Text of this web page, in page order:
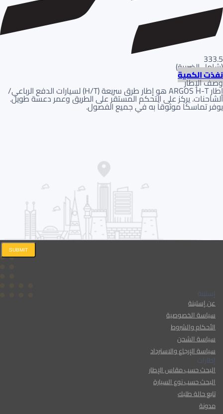
333.5
(شامل الضريبة)
نفذت الكمية
وصف الإطار
إطار ARGOS H-T هو إطار طرق سريعة (H/T) لسيارات الدفع الرباعي/
الشاحنات. يركز على التحكم المستقر على الطريق وعمر دعسة طويل.
يوفر تماسكاً موثوقاً به في جميع الفصول.
إستبنة
عن إستبنة
سياسة الخصوصية
الأحكام والشروط
سياسة الشحن
سياسة الإرجاع والاسترداد
إطارات
البحث حسب مقاس الإطار
البحث حسب نوع السيارة
تابع حالة طلبك
مدونة
SUBMIT